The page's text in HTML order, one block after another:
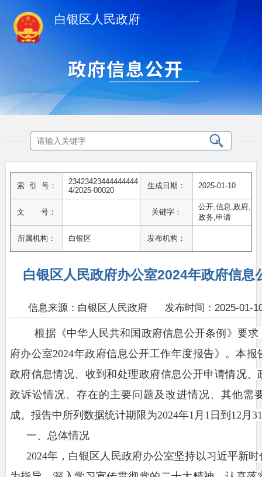
白银区人民政府
索 引 号：
23423423444444444
4/2025-00020
生成日期： 2025-01-10
文 号： 关键字：
公开,信息,政府,
政务,申请
所属机构： 白银区 发布机构：
白银区人民政府办公室2024年政府信息
信息来源：白银区人民政府 发布时间：2025-01-
根据《中华人民共和国政府信息公开条例》要
府办公室2024年政府信息公开工作年度报告》。本
政府信息情况、收到和处理政府信息公开申请情况
政诉讼情况、存在的主要问题及改进情况、其他需
成。报告中所列数据统计期限为2024年1月1日到12月
一、总体情况
2024年，白银区人民政府办公室坚持以习近平新